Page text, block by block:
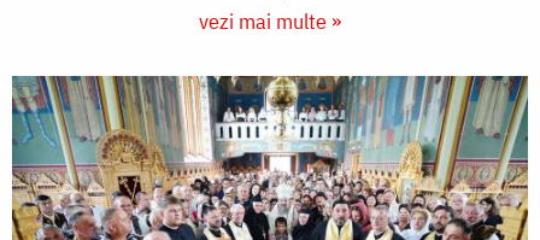
vezi mai multe »